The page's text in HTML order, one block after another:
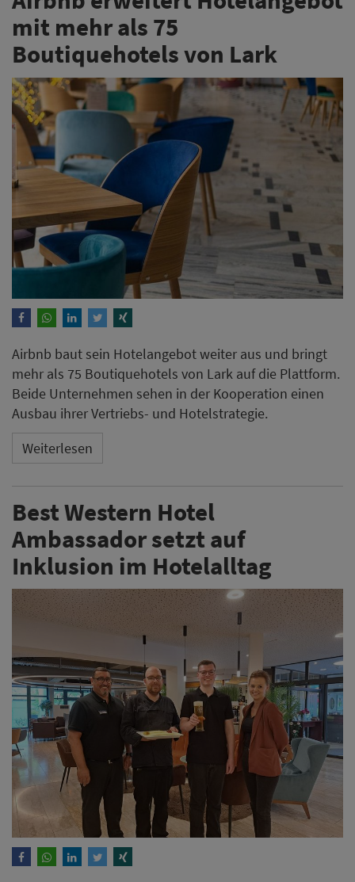
mit mehr als 75
Boutiquehotels von Lark
Airbnb baut sein Hotelangebot weiter aus und bringt
mehr als 75 Boutiquehotels von Lark auf die Plattform.
Beide Unternehmen sehen in der Kooperation einen
Ausbau ihrer Vertriebs- und Hotelstrategie.
Weiterlesen
Best Western Hotel
Ambassador setzt auf
Inklusion im Hotelalltag